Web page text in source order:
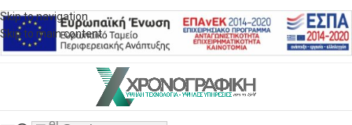
Skip to navigation
Skip to main content